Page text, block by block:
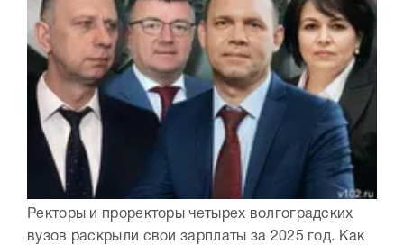
Ректоры и проректоры четырех волгоградских
вузов раскрыли свои зарплаты за 2025 год. Как